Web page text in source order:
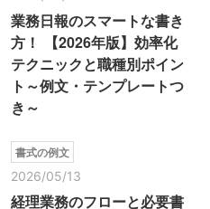
業務日報のスマートな書き
方！ 【2026年版】効率化
テクニックと職種別ポイン
ト～例文・テンプレートつ
き～
書式の例文
2026/05/13
経理業務のフローと必要書